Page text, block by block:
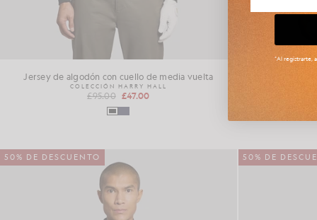
Jersey de algodón con cuello de media vuelta
COLECCIÓN HARRY HALL
£95.00 £47.00
50% DE DESCUENTO 50% DE
*Al registrarte,